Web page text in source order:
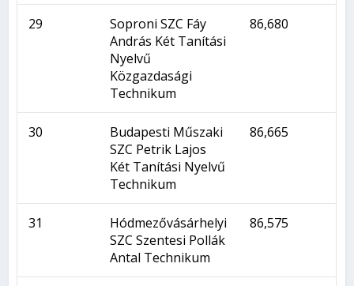
29
Soproni SZC Fáy
András Két Tanítási
Nyelvű
Közgazdasági
Technikum
86,680
30
Budapesti Műszaki
SZC Petrik Lajos
Két Tanítási Nyelvű
Technikum
86,665
31
Hódmezővásárhelyi
SZC Szentesi Pollák
Antal Technikum
86,575